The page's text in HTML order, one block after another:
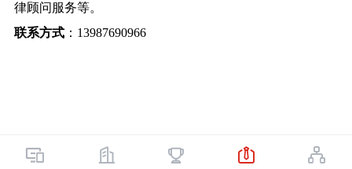
律顾问服务等。
联系方式：13987690966